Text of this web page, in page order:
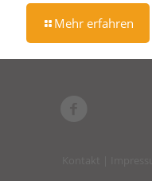
Mehr erfahren